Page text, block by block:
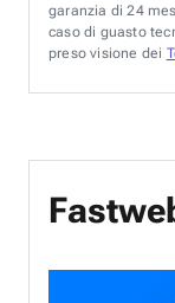
garanzia di 24
caso di guasto
preso visione dei